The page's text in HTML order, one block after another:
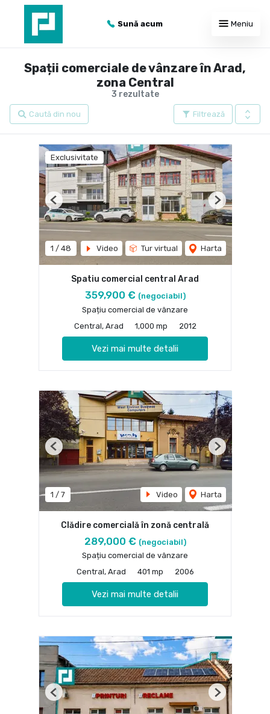
Sună acum Meniu
3 rezultate
Spații comerciale de vânzare în Arad,
zona Central
Filtrează
Caută din nou
Exclusivitate
1 / 48 Video Tur virtual Harta
Previous Next
Spatiu comercial central Arad
359,900 € (negociabil)
Spațiu comercial de vânzare
Central, Arad
1,000 mp 2012
Vezi mai multe detalii
1 / 7 Video Harta
Previous Next
Clădire comercială în zonă centrală
289,000 € (negociabil)
Spațiu comercial de vânzare
Central, Arad
401 mp 2006
Vezi mai multe detalii
Previous Next